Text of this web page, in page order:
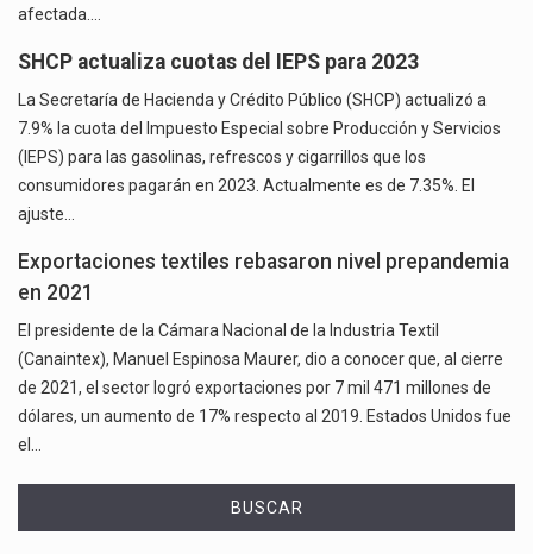
afectada.…
SHCP actualiza cuotas del IEPS para 2023
La Secretaría de Hacienda y Crédito Público (SHCP) actualizó a
7.9% la cuota del Impuesto Especial sobre Producción y Servicios
(IEPS) para las gasolinas, refrescos y cigarrillos que los
consumidores pagarán en 2023. Actualmente es de 7.35%. El
ajuste…
Exportaciones textiles rebasaron nivel prepandemia
en 2021
El presidente de la Cámara Nacional de la Industria Textil
(Canaintex), Manuel Espinosa Maurer, dio a conocer que, al cierre
de 2021, el sector logró exportaciones por 7 mil 471 millones de
dólares, un aumento de 17% respecto al 2019. Estados Unidos fue
el…
BUSCAR